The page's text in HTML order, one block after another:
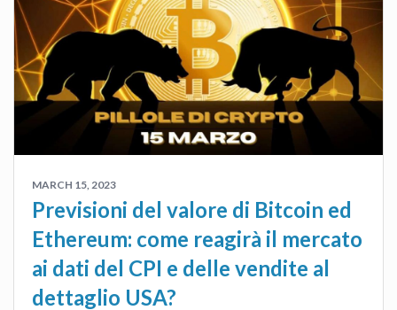
MARCH 15, 2023
Previsioni del valore di Bitcoin ed
Ethereum: come reagirà il mercato
ai dati del CPI e delle vendite al
dettaglio USA?